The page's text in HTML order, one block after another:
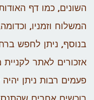
השונים, כמו דף
המשלוח וזמניו,
בנוסף, ניתן לחפש
אזכורים לאתר
פעמים רבות ניתן